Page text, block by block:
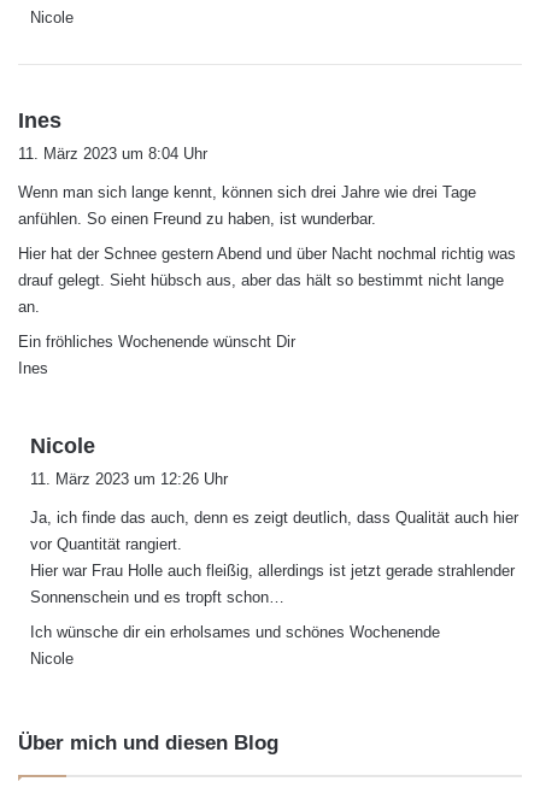
Nicole
Ines
t
:
11. März 2023 um 8:04 Uhr
Wenn man sich lange kennt, können sich drei Jahre wie drei Tage
anfühlen. So einen Freund zu haben, ist wunderbar.
Hier hat der Schnee gestern Abend und über Nacht nochmal richtig was
drauf gelegt. Sieht hübsch aus, aber das hält so bestimmt nicht lange
an.
Ein fröhliches Wochenende wünscht Dir
Ines
Nicole
t
:
11. März 2023 um 12:26 Uhr
Ja, ich finde das auch, denn es zeigt deutlich, dass Qualität auch hier
vor Quantität rangiert.
Hier war Frau Holle auch fleißig, allerdings ist jetzt gerade strahlender
Sonnenschein und es tropft schon…
Ich wünsche dir ein erholsames und schönes Wochenende
Nicole
Über mich und diesen Blog